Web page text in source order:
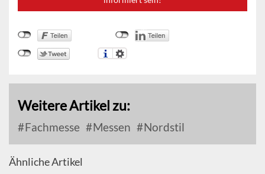
Weitere Artikel zu:
Fachmesse Messen Nordstil
Ähnliche Artikel